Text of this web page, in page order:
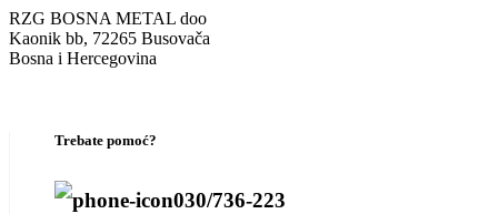
RZG BOSNA METAL doo
Kaonik bb, 72265 Busovača
Bosna i Hercegovina
Trebate pomoć?
030/736-223